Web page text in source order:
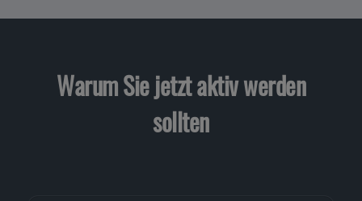
Warum Sie jetzt aktiv werden
sollten